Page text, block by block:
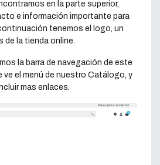
en la parte superior,
e información importante para
tenemos el logo, un
de la tienda online.
la barra de navegación de este
ve el menú de nuestro Catálogo, y
mas enlaces.